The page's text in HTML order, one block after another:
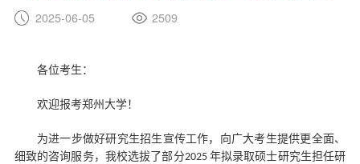
2025-06-05 2509
各位考生：
欢迎报考郑州大学！
为进一步做好研究生招生宣传工作， 向广大考生提供更全面、
细致的咨询服务，我校选拔了部分2025 年拟录取硕士研究生担任研